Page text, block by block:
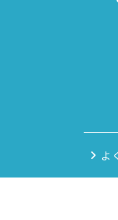
よ